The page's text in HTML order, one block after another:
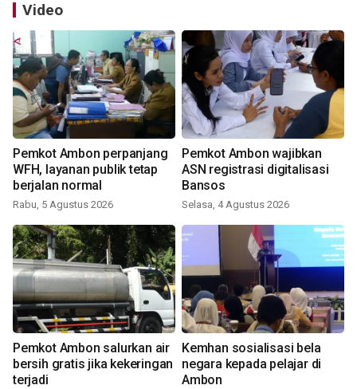
Video
Pemkot Ambon perpanjang
WFH, layanan publik tetap
berjalan normal
Rabu, 5 Agustus 2026
Pemkot Ambon wajibkan
ASN registrasi digitalisasi
Bansos
Selasa, 4 Agustus 2026
Pemkot Ambon salurkan air
bersih gratis jika kekeringan
terjadi
Kemhan sosialisasi bela
negara kepada pelajar di
Ambon